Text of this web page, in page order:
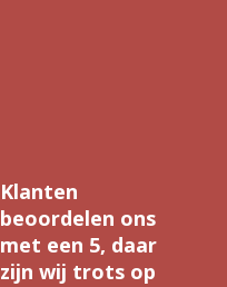
Klanten
beoordelen ons
met een 5, daar
zijn wij trots op